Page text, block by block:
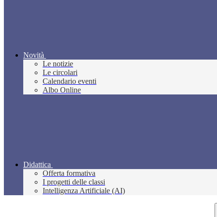
Novità
Le notizie
Le circolari
Calendario eventi
Albo Online
Didattica
Offerta formativa
I progetti delle classi
Intelligenza Artificiale (AI)